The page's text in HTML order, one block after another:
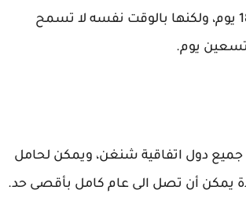
من المهم أن نشير الى أن صلاحية فيزا C السياحية تمتد الى 180 يوم، ولكنها بالوقت نفسه لا تسمح
تسعين يوم.
جميع دول اتفاقية شنغن، ويمكن لحامل
يمكن أن تصل الى عام كامل بأقصى حد.